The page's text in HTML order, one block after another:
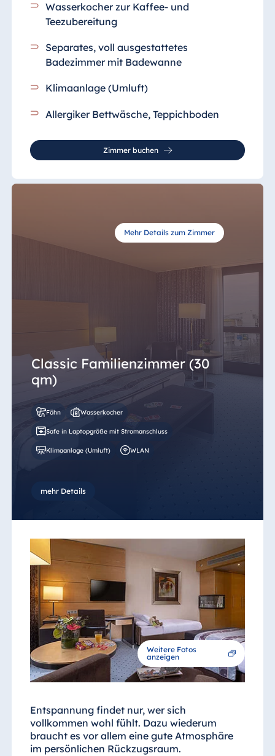
Wasserkocher zur Kaffee- und
Teezubereitung
Separates, voll ausgestattetes
Badezimmermit Badewanne
Klimaanlage (Umluft)
Allergiker Bettwäsche, Teppichboden
Zimmer buchen
Mehr Details zum Zimmer
Classic Familienzimmer (30
qm)
Föhn Wasserkocher
Safe in Laptopgröße mit Stromanschluss
Klimaanlage (Umluft) WLAN
mehr Details
Weitere Fotos
anzeigen
Entspannung findet nur, wer sich
vollkommen wohl fühlt. Dazu wiederum
braucht es vor allem eine gute Atmosphäre
im persönlichen Rückzugsraum.